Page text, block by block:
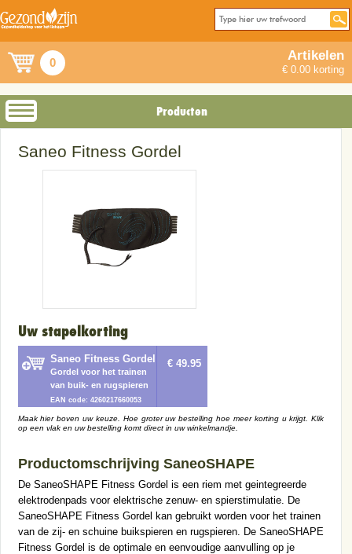
0 Artikelen
€ 0.00 korting
Producten
Saneo Fitness Gordel
Uw stapelkorting
Saneo Fitness Gordel
Gordel voor het trainen
van buik- en rugspieren
EAN code: 4260217660053
€ 49.95
Maak hier boven uw keuze. Hoe groter uw bestelling hoe meer korting u krijgt. Klik
op een vlak en uw bestelling komt direct in uw winkelmandje.
Productomschrijving SaneoSHAPE
De SaneoSHAPE Fitness Gordel is een riem met geintegreerde
elektrodenpads voor elektrische zenuw- en spierstimulatie. De
SaneoSHAPE Fitness Gordel kan gebruikt worden voor het trainen
van de zij- en schuine buikspieren en rugspieren. De SaneoSHAPE
Fitness Gordel is de optimale en eenvoudige aanvulling op je